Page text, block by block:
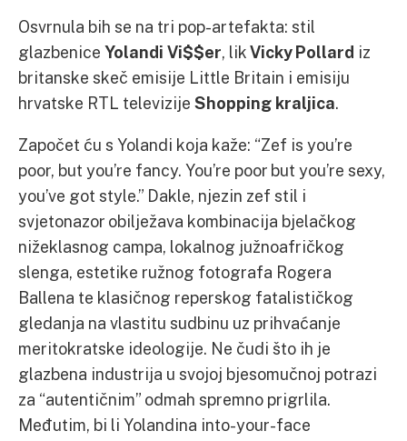
Osvrnula bih se na tri pop-artefakta: stil
glazbenice Yolandi Vi$$er, likVicky Pollard iz
britanske skeč emisije Little Britain i emisiju
hrvatske RTL televizije Shopping kraljica.
Započet ću s Yolandi koja kaže: “Zef is you’re
poor, but you’re fancy. You’re poor but you’re sexy,
you’ve got style.” Dakle, njezin zef stil i
svjetonazor obilježava kombinacija bjelačkog
nižeklasnog campa, lokalnog južnoafričkog
slenga, estetike ružnog fotografa Rogera
Ballena te klasičnog reperskog fatalističkog
gledanja na vlastitu sudbinu uz prihvaćanje
meritokratske ideologije. Ne čudi što ih je
glazbena industrija u svojoj bjesomučnoj potrazi
za “autentičnim” odmah spremno prigrlila.
Međutim, bi li Yolandina into-your-face